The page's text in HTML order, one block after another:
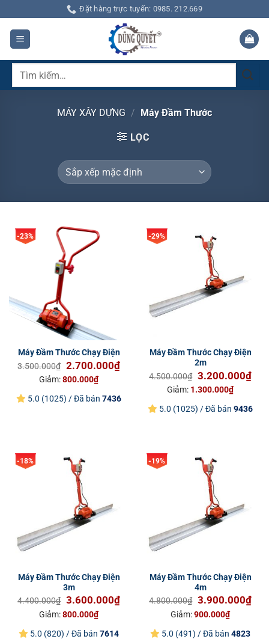
qua
dung
Đặt hàng trực tuyến: 0985. 212.669
Tìm
MÁY XÂY DỰNG / Máy Đầm Thước
LỌC
-23%
Máy Đầm Thước Chạy Điện
3.500.000₫ Giá
gốc
3.500.000₫.
2.700.000₫Giá
là:
2.700.000₫.
Giảm:800.000₫
5.0 (1025) / Đã bán 7436
-29%
Máy Đầm Thước Chạy Điện
2m
4.500.000₫ Giá
gốc
4.500.000₫.
3.200.000₫Giá
là:
Giảm: 1.300.000₫
5.0 (1025) / Đã bán 9436
-18%
Máy Đầm Thước Chạy Điện
3m
4.400.000₫ Giá
gốc
4.400.000₫.
3.600.000₫Giá
Giảm:800.000₫
5.0 (820) / Đã bán 7614
-19%
Máy Đầm Thước Chạy Điện
4m
4.800.000₫ Giá
gốc
4.800.000₫.
3.900.000₫Giá
Giảm:900.000₫
5.0 (491) / Đã bán 4823